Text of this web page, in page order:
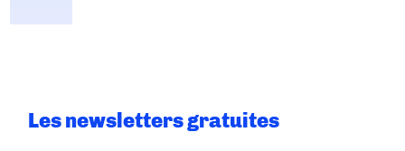
Les newsletters gratuites